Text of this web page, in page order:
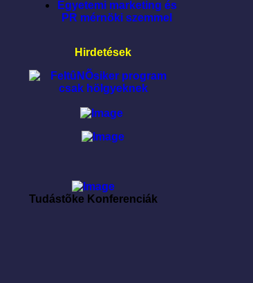
Egyetemi marketing és
PR mérnöki szemmel
Hirdetések
Tudástõke Konferenciák